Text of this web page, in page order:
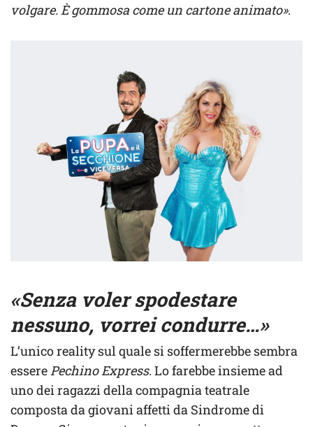
volgare. È gommosa come un cartone animato».
«Senza voler spodestare
nessuno, vorrei condurre…»
L’unico reality sul quale si soffermerebbe sembra
essere Pechino Express. Lo farebbe insieme ad
uno dei ragazzi della compagnia teatrale
composta da giovani affetti da Sindrome di